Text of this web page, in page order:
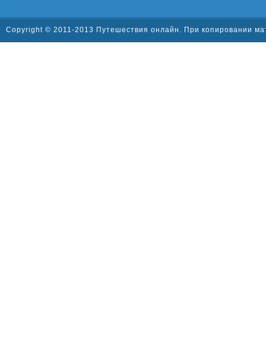
Copyright © 2011-2013 Путешествия онлайн. При копировании